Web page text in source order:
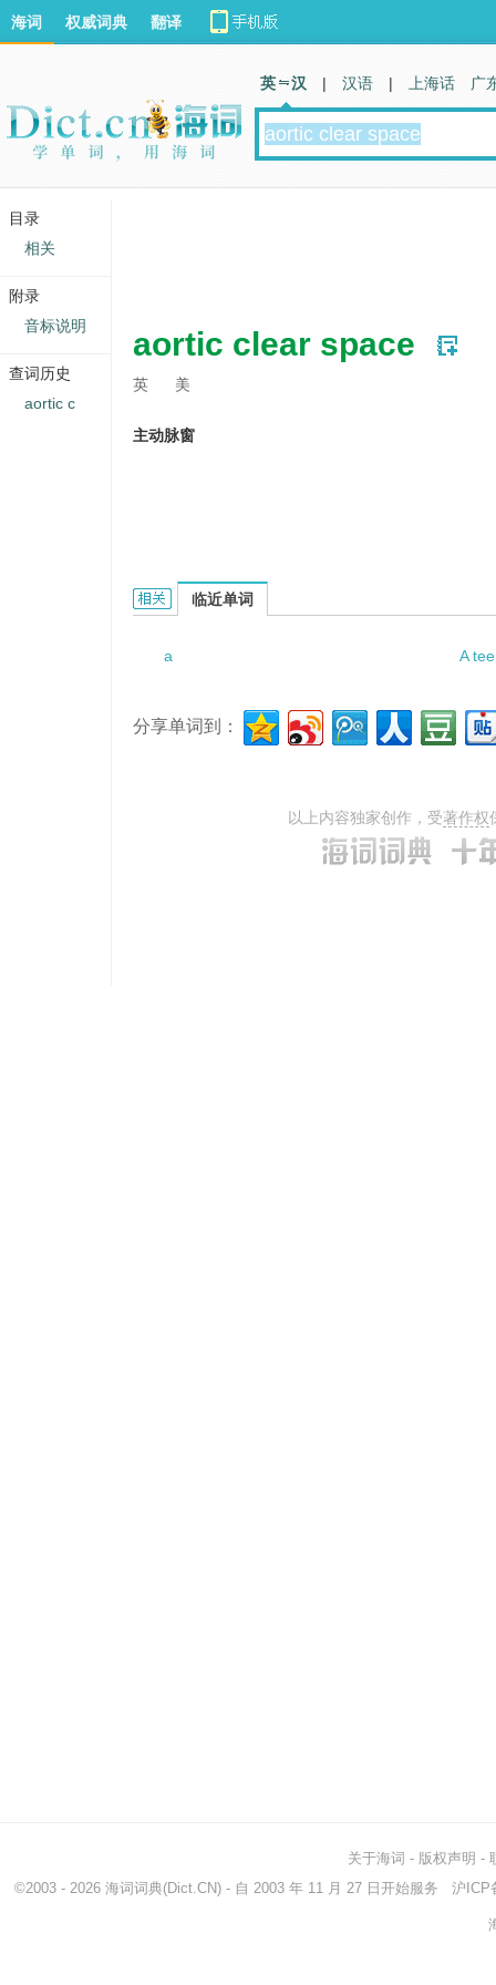
aortic clear space
英 美
主动脉窗
aortic clear space的相关资料：
临近单词
a A
分享单词到：
以上内容独家创作，受著作权
海词 权威词典 翻译
英 汉 | 汉语 | 上海话 广
关于海词 - 版权声明 -
©2003 - 2026 海词词典(Dict.CN) - 自 2003 年 11 月 27 日开始服务 沪ICP
目录
相关
附录
音标说明
查词历史
aortic c